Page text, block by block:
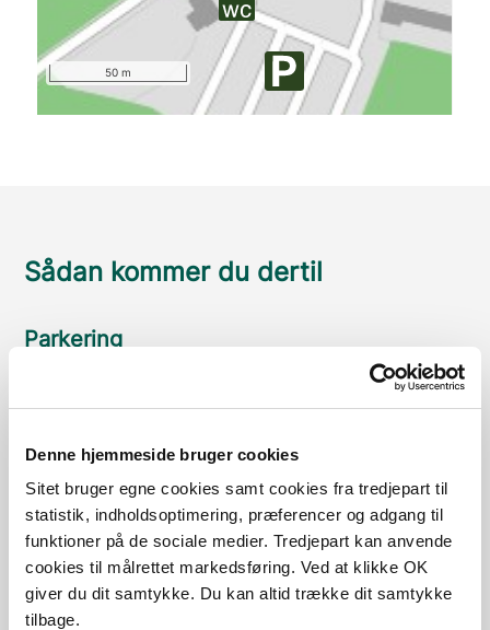
Denne hjemmeside bruger cookies
Sitet bruger egne cookies samt cookies fra tredjepart til
statistik, indholdsoptimering, præferencer og adgang til
funktioner på de sociale medier. Tredjepart kan anvende
cookies til målrettet markedsføring. Ved at klikke OK
giver du dit samtykke. Du kan altid trække dit samtykke
tilbage.
50 m
Sådan kommer du dertil
Parkering
Himmelbjerget, p1 for enden af Himmelbjergvej
P1, betalingsplads
Læs mere